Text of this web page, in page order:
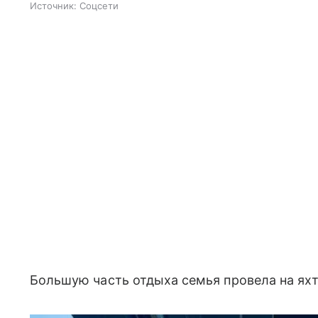
Источник: Соцсети
Большую часть отдыха семья провела на